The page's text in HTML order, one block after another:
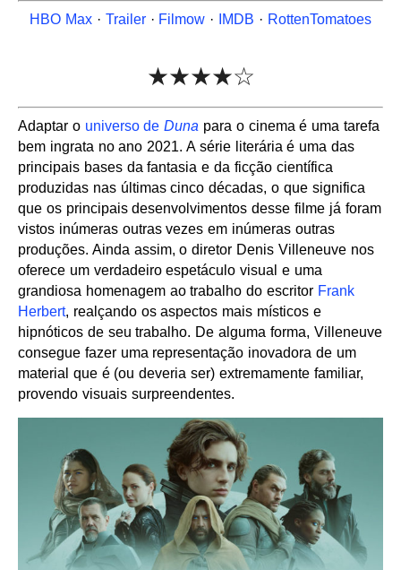
HBO Max · Trailer· Filmow · IMDB · RottenTomatoes
★★★★☆
Adaptar o universo deDuna para o cinema é uma tarefa
bem ingrata no ano 2021. A série literária é uma das
principais bases da fantasia e da ficção científica
produzidas nas últimas cinco décadas, o que significa
que os principais desenvolvimentos desse filme já foram
vistos inúmeras outras vezes em inúmeras outras
produções. Ainda assim, o diretor Denis Villeneuve nos
oferece um verdadeiro espetáculo visual e uma
grandiosa homenagem ao trabalho do escritor Frank
Herbert, realçando os aspectos mais místicos e
hipnóticos de seu trabalho. De alguma forma, Villeneuve
consegue fazer uma representação inovadora de um
material que é (ou deveria ser) extremamente familiar,
provendo visuais surpreendentes.